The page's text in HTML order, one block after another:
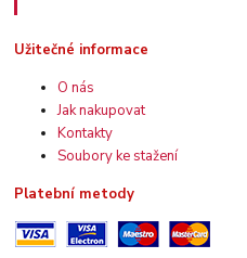
Užitečné informace
O nás
Jak nakupovat
Kontakty
Soubory ke stažení
Platební metody